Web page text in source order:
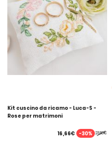
Kit cuscino da ricamo - Luca-S -
Rose per matrimoni
23,80€
16,66€ -30%